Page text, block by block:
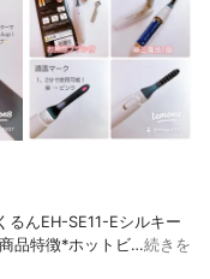
んEH-SE11-Eシルキー
特徴*ホットビ…続きを